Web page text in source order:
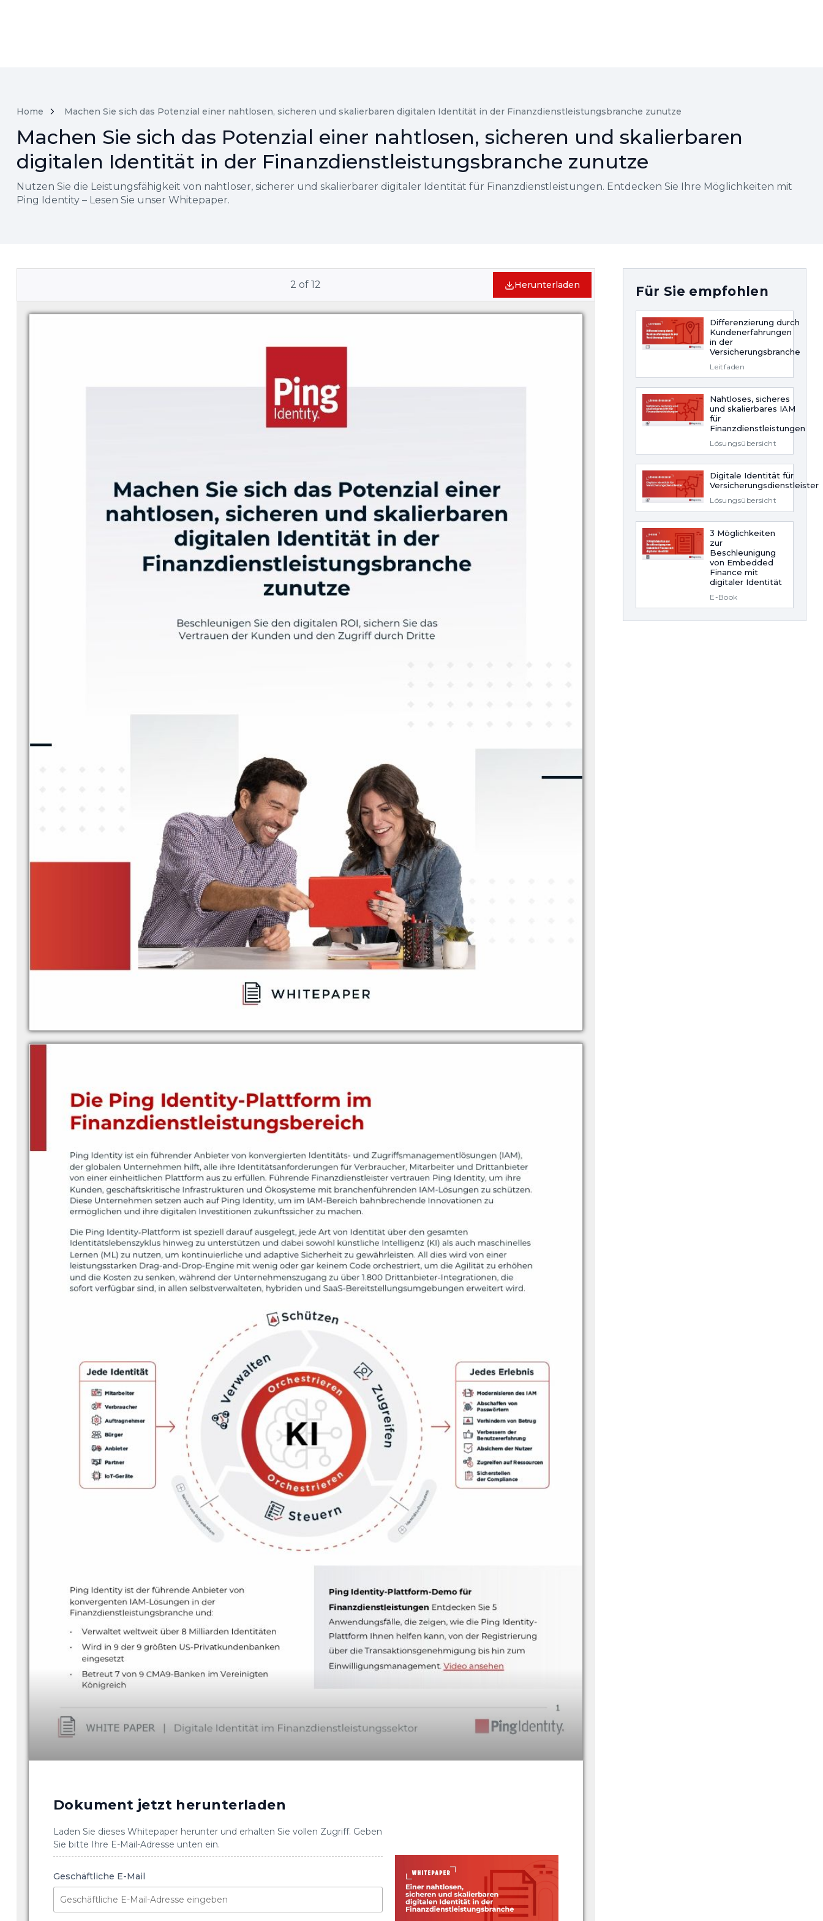
Home Machen Sie sich das Potenzial einer nahtlosen, sicheren und skalierbaren digitalen Identität in der Finanzdienstleistungsbranche zunutze
Machen Sie sich das Potenzial einer nahtlosen, sicheren und skalierbaren
digitalen Identität in der Finanzdienstleistungsbranche zunutze
Nutzen Sie die Leistungsfähigkeit von nahtloser, sicherer und skalierbarer digitaler Identität für Finanzdienstleistungen. Entdecken Sie Ihre Möglichkeiten mit
Ping Identity – Lesen Sie unser Whitepaper.
2 of12 Herunterladen
Dokument jetzt herunterladen
Laden Sie dieses Whitepaper herunter und erhalten Sie vollen Zugriff. Geben
Sie bitte Ihre E-Mail-Adresse unten ein.
Geschäftliche E-Mail
Für Sie empfohlen
Differenzierung durch
Kundenerfahrungen
in der
Versicherungsbranche
Leitfaden
Nahtloses, sicheres
und skalierbares IAM
für
Finanzdienstleistungen
Lösungsübersicht
Digitale Identität für
Versicherungsdienstleister
Lösungsübersicht
3 Möglichkeiten
zur
Beschleunigung
von Embedded
Finance mit
digitaler Identität
E-Book